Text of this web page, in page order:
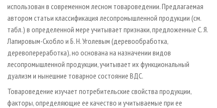
использован в современном лесном товароведении. Предлагаемая
автором статьи классификация лесопромышленной продукции (см.
табл.) в определенной мере учитывает признаки, предложенные С. Я.
Лапировым-Скобло и Б. Н. Уголевым (деревообработка,
деревопереработка), но основана на назначении видов
лесопромышленной продукции, учитывает их функциональный
дуализм и нынешние товарное состояние ВДС.
Товароведение изучает потребительские свойства продукции,
факторы, определяющие ее качество и учитываемые при ее